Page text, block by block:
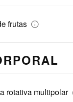
frutas
rotativa multipolar